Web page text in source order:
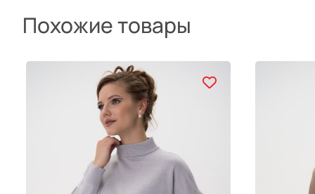
Похожие товары